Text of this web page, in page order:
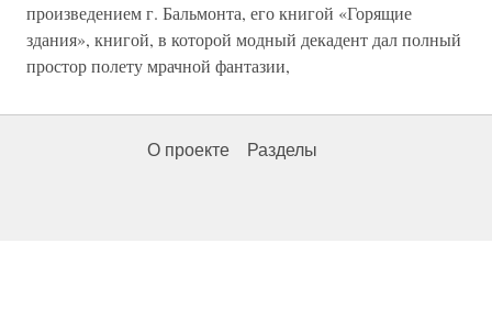
произведением г. Бальмонта, его книгой «Горящие
здания», книгой, в которой модный декадент дал полный
простор полету мрачной фантазии,
О проекте Разделы